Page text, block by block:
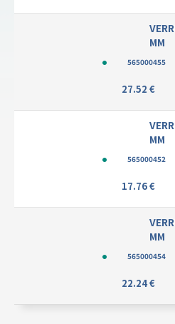
MM
565000455
27.52 €
MM
565000452
17.76 €
MM
565000454
22.24 €